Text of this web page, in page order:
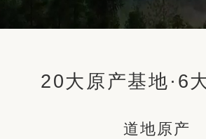
20大原产基地·6
道地原产